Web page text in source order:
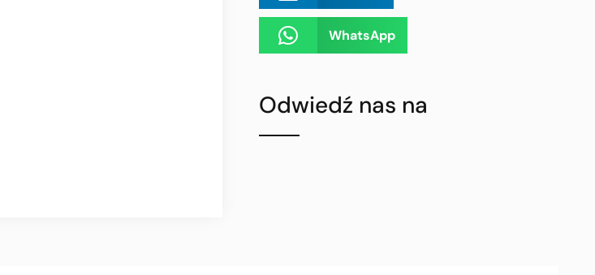
WhatsApp
Odwiedź nas na